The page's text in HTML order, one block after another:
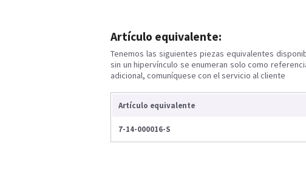
Artículo equivalente:
Tenemos las siguientes piezas equivalentes
sin un hipervínculo se enumeran solo como
adicional, comuníquese con el servicio al cliente
Artículo equivalente
7-14-000016-S